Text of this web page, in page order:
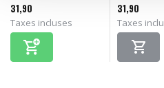
31,90
Taxes incluses
31,90
Taxes